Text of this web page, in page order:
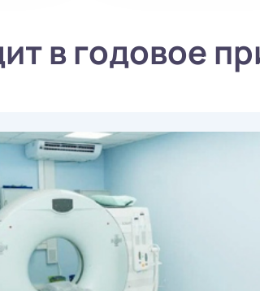
в годовое